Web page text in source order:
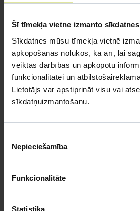
Šī tīmekļa vietne izmanto sīkdatnes
Sīkdatnes mūsu tīmekļa vietnē
apkopošanas nolūkos, kā arī, lai
veiktās darbības un apkopotu
funkcionalitātei un
Lietotājs var apstiprināt visu vai
sīkdatņuizmantošanu.
izvēle
Nepieciešamība
Funkcionalitāte
Statistika
kaķis apēdis plēvi
Ja kaķim gadījies apēst plastiku ,ko
garnelēm kārbiņās apakšā.Kādas
būt?Kā kaķis varētu reağēt...Ko darīt?